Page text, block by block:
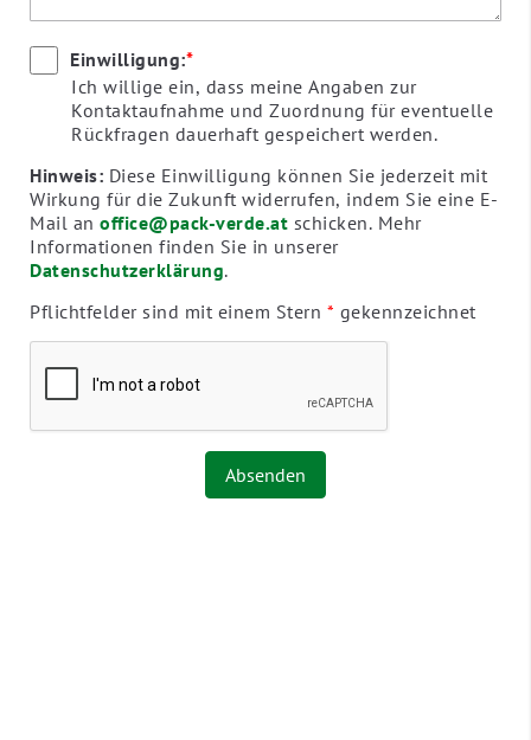
Einwilligung:*
Ich willige ein, dass meine Angaben zur
Kontaktaufnahme und Zuordnung für eventuelle
Rückfragen dauerhaft gespeichert werden.
Hinweis: Diese Einwilligung können Sie jederzeit mit
Wirkung für die Zukunft widerrufen, indem Sie eine E-
Mail an office@pack-verde.at
Informationen finden Sie in unserer
Datenschutzerklärung.
Pflichtfelder sind mit einem Stern * gekennzeichnet
Absenden